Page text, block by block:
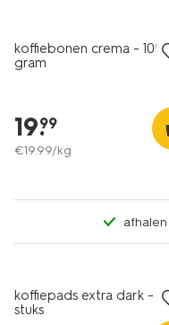
koffiebonen crema -
gram
19.
99
€19.99/kg
koffiepads extra dark -
stuks